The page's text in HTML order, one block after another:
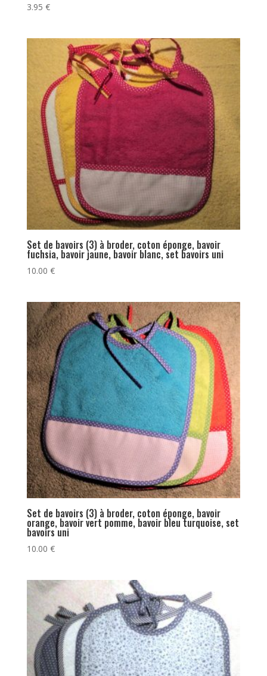
3.95 €
Set de bavoirs (3) à broder, coton éponge, bavoir
fuchsia, bavoir jaune, bavoir blanc, set bavoirs uni
10.00 €
Set de bavoirs (3) à broder, coton éponge, bavoir
orange, bavoir vert pomme, bavoir bleu turquoise, set
bavoirs uni
10.00 €